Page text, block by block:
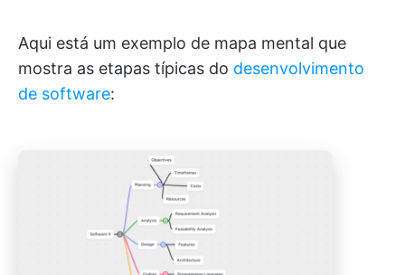
Aqui está um exemplo de mapa mental que
mostra as etapas típicas do desenvolvimento
de software: